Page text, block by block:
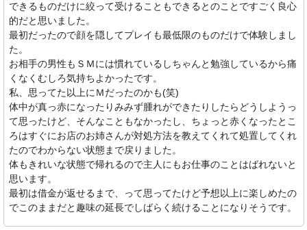
できるものだけに絞って受けることもできるとのことですごく良心
的だと思いました。
最初だったので顔を隠してプレイも最低限のものだけで体験しまし
た。
お相手の男性もＳＭには慣れているしちゃんと勉強しているから痛
くなくむしろ気持ちよかったです。
私、思ってた以上にＭだったのかも(笑)
体中が真っ赤になったりみみず腫れができたりしたらどうしようっ
て思ったけど、そんなこともなかったし、ちょっと赤くなったとこ
ろはすぐにお店のお姉さんが対処方法を教えてくれて処置してくれ
たのでわからない状態まで戻りました。
体もきれいな状態で帰れるので主人にもお仕事のことはばれないと
思います。
最初は借金が返せるまで、って思ってたけど予想以上に楽しめたの
でこのままだと趣味の延長でしばらく続けることになりそうです。